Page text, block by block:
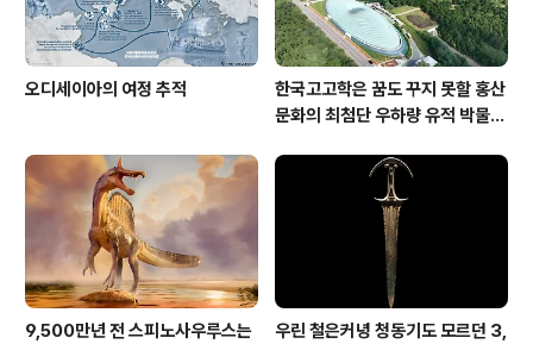
오디세이아의 여정 추적
한국고고학은 꿈도 꾸지 못할 홍산
문화의 최첨단 우하량 유적 박물관
9,500만년 전 스피노사우루스는
우린 철은커녕 청동기도 모르던 3,